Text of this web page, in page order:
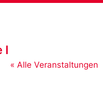
I
« Alle Veranstaltungen